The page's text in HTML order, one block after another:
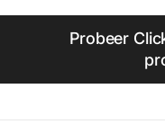
Probeer